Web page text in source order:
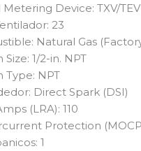
Device: TXV/
23
Natural Gas
1/2-in. NPT
Type: NPT
Direct Spark (DSI)
(LRA): 110
Protection
1